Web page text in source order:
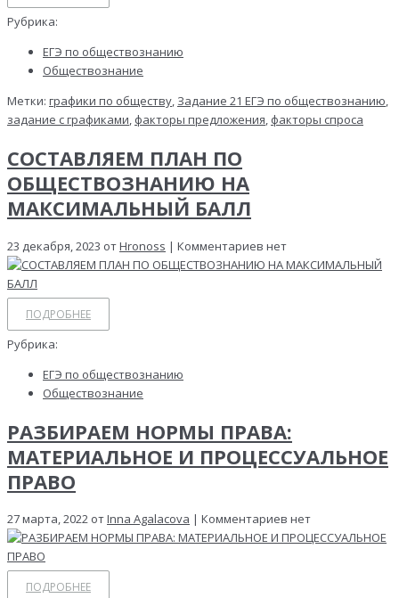
Рубрика:
ЕГЭ по обществознанию
Обществознание
Метки: графики по обществу, Задание 21 ЕГЭ по обществознанию,
задание с графиками, факторы предложения, факторы спроса
СОСТАВЛЯЕМ ПЛАН ПО
ОБЩЕСТВОЗНАНИЮ НА
МАКСИМАЛЬНЫЙ БАЛЛ
23 декабря, 2023 отHronoss | Комментариев нет
ПОДРОБНЕЕ
Рубрика:
ЕГЭ по обществознанию
Обществознание
РАЗБИРАЕМ НОРМЫ ПРАВА:
МАТЕРИАЛЬНОЕ И ПРОЦЕССУАЛЬНОЕ
ПРАВО
27 марта, 2022 отInna Agalacova | Комментариев нет
ПОДРОБНЕЕ